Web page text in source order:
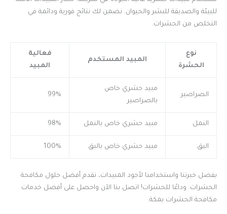
للبيئة والصديقة للبشر والحيوان. نضمن لك نتائج فورية ودائمة في
التخلص من الحشرات.
نوع
الحشرة
المبيد المستخدم
فعالية
المبيد
الصراصير
مبيد حشري خاص
بالصراصير
99%
النمل مبيد حشري خاص بالنمل 98%
البق مبيد حشري خاص بالبق 100%
بفضل خبرتنا واستخدامنا لأجود المبيدات، نقدم أفضل حلول مكافحة
الحشرات. وداعًا للحشرات! اتصل بنا الآن واحصل على أفضل خدمات
مكافحة الحشرات بمكة.